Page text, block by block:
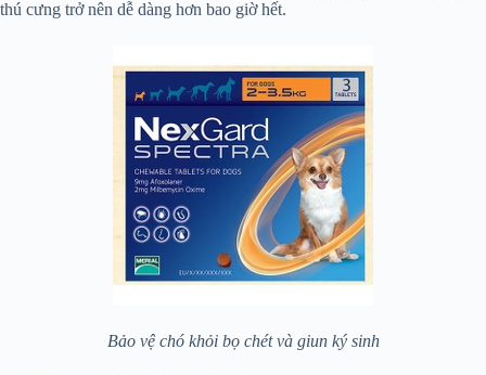
thú cưng trở nên dễ dàng hơn bao giờ hết.
Bảo vệ chó khỏi bọ chét và giun ký sinh